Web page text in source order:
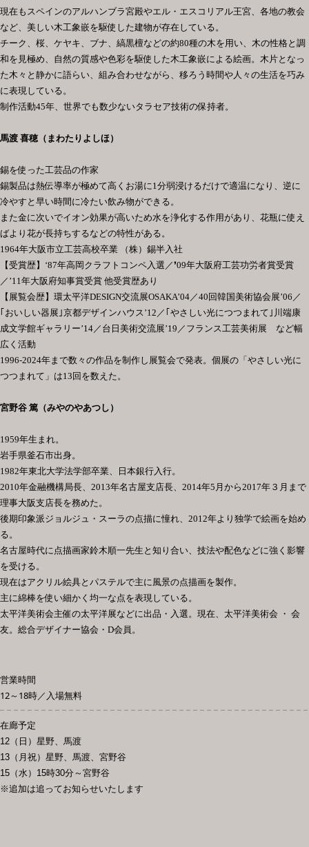
現在もスペインのアルハンブラ宮殿やエル・エスコリアル王宮、各地の教会
など、美しい木工象嵌を駆使した建物が存在している。
チーク、桜、ケヤキ、ブナ、縞黒檀などの約80種の木を用い、木の性格と調
和を見極め、自然の質感や色彩を駆使した木工象嵌による絵画。木片となっ
た木々と静かに語らい、組み合わせながら、移ろう時間や人々の生活を巧み
に表現している。
制作活動45年、世界でも数少ないタラセア技術の保持者。
馬渡 喜穂（まわたりよしほ）
錫を使った工芸品の作家
錫製品は熱伝導率が極めて高くお湯に 1 分弱浸けるだけで適温になり、逆に
冷やすと早い時間に冷たい飲み物ができる。
また金に次いでイオン効果が高いため水を浄化する作用があり、花瓶に使え
ばより花が長持ちするなどの特性がある。
1964年大阪市立工芸高校卒業 （株）錫半入社
【受賞歴】 ‘87年高岡クラフトコンペ入選／❜09年大阪府工芸功労者賞受賞
／’11 年大阪府知事賞受賞 他受賞歴あり
【 展覧会歴】 環太平洋DESIGN交流展OSAKA’04 ／40 回韓国美術協会展’06 ／
おいしい器展 ｣京都デザインハウス’12 ／ やさしい光につつまれて ｣ 川端康
成文学館ギャラリー’14 ／台日美術交流展’19 ／フランス工芸美術展 など幅
広く活動
1996-2024年まで数々の作品を制作し展覧会で発表。個展の「やさしい光に
つつまれて」は13 回を数えた。
宮野谷 篤（みやのやあつし）
1959年生まれ。
岩手県釜石市出身。
1982年東北大学法学部卒業、日本銀行入行。
2010年金融機構局長、 2013年名古屋支店長、 2014年5 月から2017年３月まで
理事大阪支店長を務めた。
後期印象派ジョルジュ・スーラの点描に憧れ、 2012年より独学で絵画を始め
る。
名古屋時代に点描画家鈴木順一先生と知り合い、技法や配色などに強く影響
を受ける。
現在はアクリル絵具とパステルで主に風景の点描画を製作。
主に綿棒を使い細かく均一な点を表現している。
太平洋美術会主催の太平洋展などに出品・入選。現在、太平洋美術会 ・ 会
友。総合デザイナー協会・ D会員。
営業時間
12～18時／入場無料
在廊予定
12（日）星野、馬渡
13（月祝）星野、馬渡、宮野谷
15（水）15時30分～宮野谷
※追加は追ってお知らせいたします